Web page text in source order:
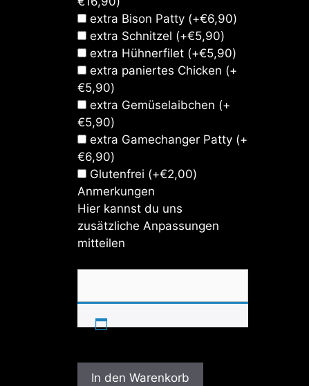
extra Bison Patty (+€6,90)
extra Schnitzel (+€5,90)
extra Hühnerfilet (+€5,90)
extra paniertes Chicken (+
€5,90)
extra Gemüselaibchen (+
€5,90)
extra Gamechanger Patty (+
€6,90)
Glutenfrei (+€2,00)
Anmerkungen
Hier kannst du uns
zusätzliche Anpassungen
mitteilen
In den Warenkorb